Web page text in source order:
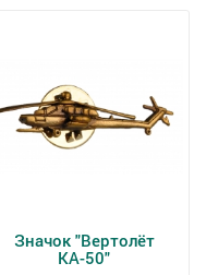
Значок "Вертолёт
КА-50"